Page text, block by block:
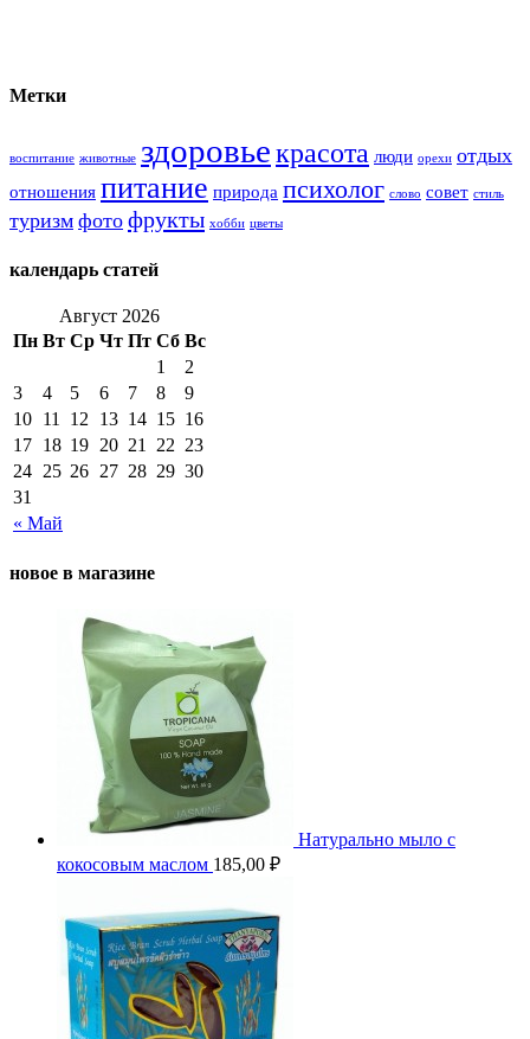
Метки
воспитание животные здоровьекрасота люди орехи отдых
отношения питание природа психолог слово совет стиль
туризм фото фрукты хобби цветы
календарь статей
Август 2026
Пн Вт Ср Чт Пт Сб Вс
« Май
1
2
3
4 5 6 7 8
9
10 11 12 13 14 15 16
17 18 19 20 21 22 23
24 25 26 27 28 29 30
31
новое в магазине
Натурально мыло с
кокосовым маслом 185,00 ₽